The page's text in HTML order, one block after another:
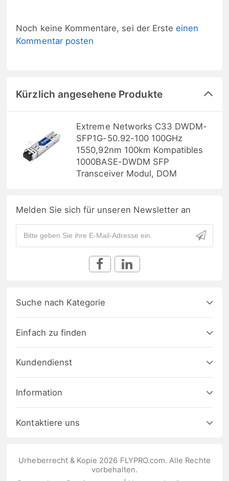
Noch keine Kommentare, sei der Ersteeinen
Kommentar posten
Kürzlich angesehene Produkte
Extreme Networks C33 DWDM-
SFP1G-50.92-100 100GHz
1550,92nm 100km Kompatibles
1000BASE-DWDM SFP
Transceiver Modul, DOM
Melden Sie sich für unseren Newsletter an
Suche nach Kategorie
Einfach zu finden
Kundendienst
Information
Kontaktiere uns
Urheberrecht & Kopie 2026 FLYPRO.com. Alle Rechte
vorbehalten.